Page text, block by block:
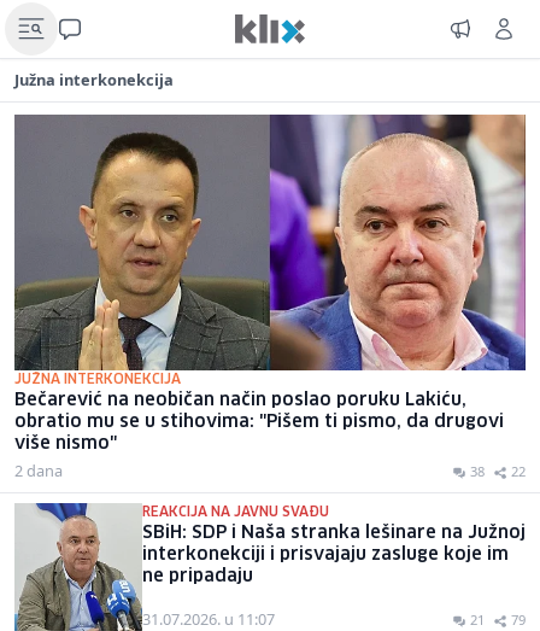
Južna interkonekcija
JUŽNA INTERKONEKCIJA
Bečarević na neobičan način poslao poruku Lakiću,
obratio mu se u stihovima: "Pišem ti pismo, da drugovi
više nismo"
2 dana 38 22
REAKCIJA NA JAVNU SVAĐU
SBiH: SDP i Naša stranka lešinare na Južnoj
interkonekciji i prisvajaju zasluge koje im
ne pripadaju
31.07.2026. u 11:07 21 79